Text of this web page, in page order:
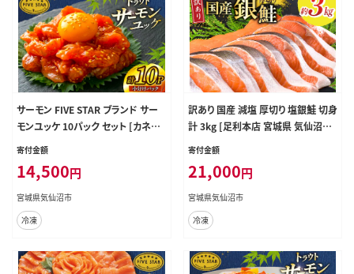
サーモン FIVE STAR ブランド サー
モンユッケ 10パック セット [カネダ
イ 宮城県 気仙沼市 20566147] 魚
魚介類 サーモン サーモントラウト 鮭
さけ サーモン ユッケ さけ サケ トラ
ウト 海鮮 丼 海鮮丼 個包装 小分け
冷凍
寄付金額
14,500円
宮城県気仙沼市
冷凍
訳あり 国産 減塩 厚切り 塩銀鮭 切身
計 3kg [足利本店 宮城県 気仙沼市
20565950] サーモン 鮭 さけ サケ シ
ャケ 魚 海鮮 魚介 甘塩味 規格外 不
揃い 鮭切身 切り身 簡易包装 家庭用
訳アリ 冷凍 塩分控えめ 無添加
寄付金額
21,000円
宮城県気仙沼市
冷凍